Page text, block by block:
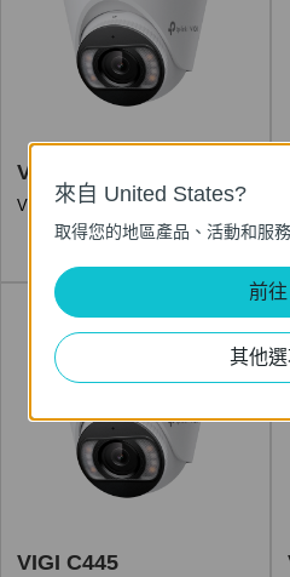
VIGI C455
VIGI 5MP 全彩半球型網路攝影機
VIGI C445
來自 United States?
取得您的地區產品、活動和服務
前往
其他